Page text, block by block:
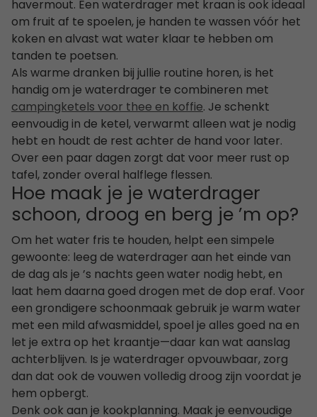
havermout. Een waterdrager met kraan is ook ideaal
om fruit af te spoelen, je handen te wassen vóór het
koken en alvast wat water klaar te hebben om
tanden te poetsen.
Als warme dranken bij jullie routine horen, is het
handig om je waterdrager te combineren met
campingketels voor thee en koffie. Je schenkt
eenvoudig in de ketel, verwarmt alleen wat je nodig
hebt en houdt de rest achter de hand voor later.
Over een paar dagen zorgt dat voor meer rust op
tafel, zonder overal halflege flessen.
Hoe maak je je waterdrager
schoon, droog en berg je ’m op?
Om het water fris te houden, helpt een simpele
gewoonte: leeg de waterdrager aan het einde van
de dag als je ’s nachts geen water nodig hebt, en
laat hem daarna goed drogen met de dop eraf. Voor
een grondigere schoonmaak gebruik je warm water
met een mild afwasmiddel, spoel je alles goed na en
let je extra op het kraantje—daar kan wat aanslag
achterblijven. Is je waterdrager opvouwbaar, zorg
dan dat ook de vouwen volledig droog zijn voordat je
hem opbergt.
Denk ook aan je kookplanning. Maak je eenvoudige